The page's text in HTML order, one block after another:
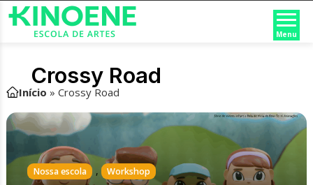
Menu
Crossy Road
Início » Crossy Road
Nossa escola , Workshop